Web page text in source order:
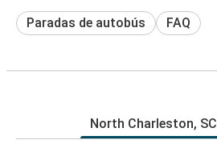
Paradas de autobús FAQ
North Charleston, SC